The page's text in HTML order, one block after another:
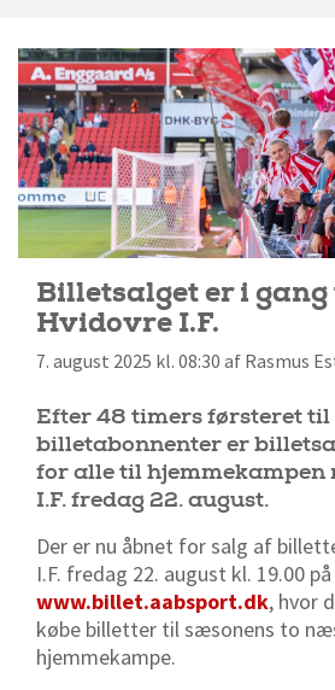
Billetsalget er i
Hvidovre I.F.
7. august 2025 kl. 08:30 af Rasmus
Efter 48 timers førsteret til
billetabonnenter er
for alle til hjemmekampen
I.F. fredag 22. august.
Der er nu åbnet for salg af
I.F. fredag 22. august kl. 19.00 på
www.billet.aabsport.dk, hvor
købe billetter til sæsonens to
hjemmekampe.